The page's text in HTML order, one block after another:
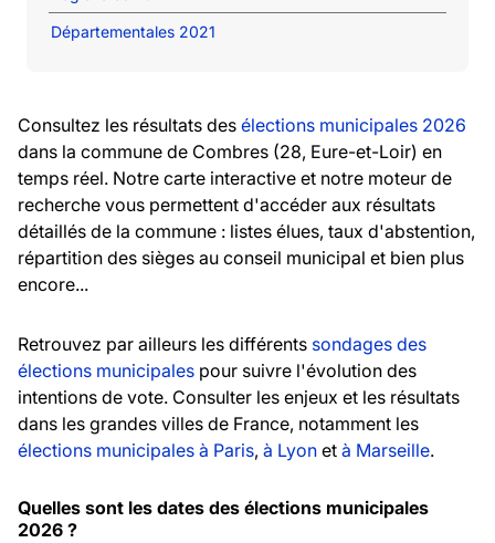
Départementales 2021
Consultez les résultats des élections municipales 2026
dans la commune de Combres (28, Eure-et-Loir) en
temps réel. Notre carte interactive et notre moteur de
recherche vous permettent d'accéder aux résultats
détaillés de la commune : listes élues, taux d'abstention,
répartition des sièges au conseil municipal et bien plus
encore...
Retrouvez par ailleurs les différents sondages des
élections municipales pour suivre l'évolution des
intentions de vote. Consulter les enjeux et les résultats
dans les grandes villes de France, notamment les
élections municipales à Paris, à Lyon et à Marseille.
Quelles sont les dates des élections municipales
2026 ?